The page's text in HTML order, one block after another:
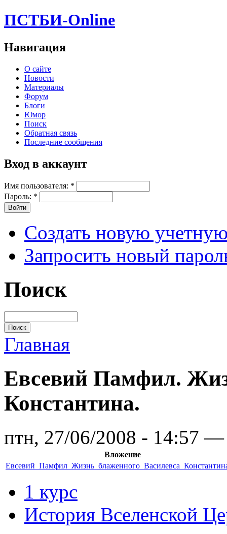
ПСТБИ-Online
Навигация
О сайте
Новости
Материалы
Форум
Блоги
Юмор
Поиск
Обратная связь
Последние сообщения
Вход в аккаунт
Имя пользователя: *
Пароль: *
Создать новую
Запросить новый
Поиск
Главная
Евсевий Памфил.
Константина.
птн, 27/06/2008 - 14:57
Вложение
1 курс
История Вселенской